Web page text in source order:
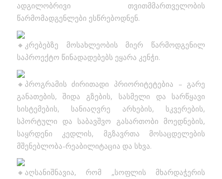
ადგილობრივი თვითმმართველობის
წარმომადგენლები ესწრებოდნენ.
კრებებზე მოსახლეობის მიერ წარმოდგენილ
საპროექტო წინადადებებს ეყარა კენჭი.
პროგრამის ძირითადი პრიორიტეტებია – გარე
განათების, შიდა გზების, სასმელი და სარწყავი
სისტემების, სანიაღვრე არხების, სკვერების,
სპორტული და საბავშვო გასართობი მოედნების,
საყრდენი კედლის, მგზავრთა მოსაცდელების
მშენებლობა-რეაბილიტაცია და სხვა.
აღსანიშნავია, რომ „სოფლის მხარდაჭერის